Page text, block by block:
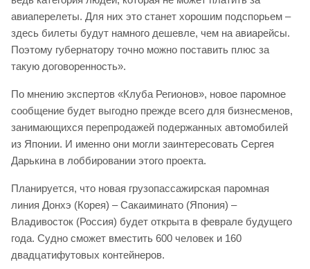
авиаперелеты. Для них это станет хорошим подспорьем –
здесь билеты будут намного дешевле, чем на авиарейсы.
Поэтому губернатору точно можно поставить плюс за
такую договоренность».
По мнению экспертов «Клуба Регионов», новое паромное
сообщение будет выгодно прежде всего для бизнесменов,
занимающихся перепродажей подержанных автомобилей
из Японии. И именно они могли заинтересовать Сергея
Дарькина в лоббировании этого проекта.
Планируется, что новая грузопассажирская паромная
линия Донхэ (Корея) – Сакаиминато (Япония) –
Владивосток (Россия) будет открыта в феврале будущего
года. Судно сможет вместить 600 человек и 160
двадцатифутовых контейнеров.